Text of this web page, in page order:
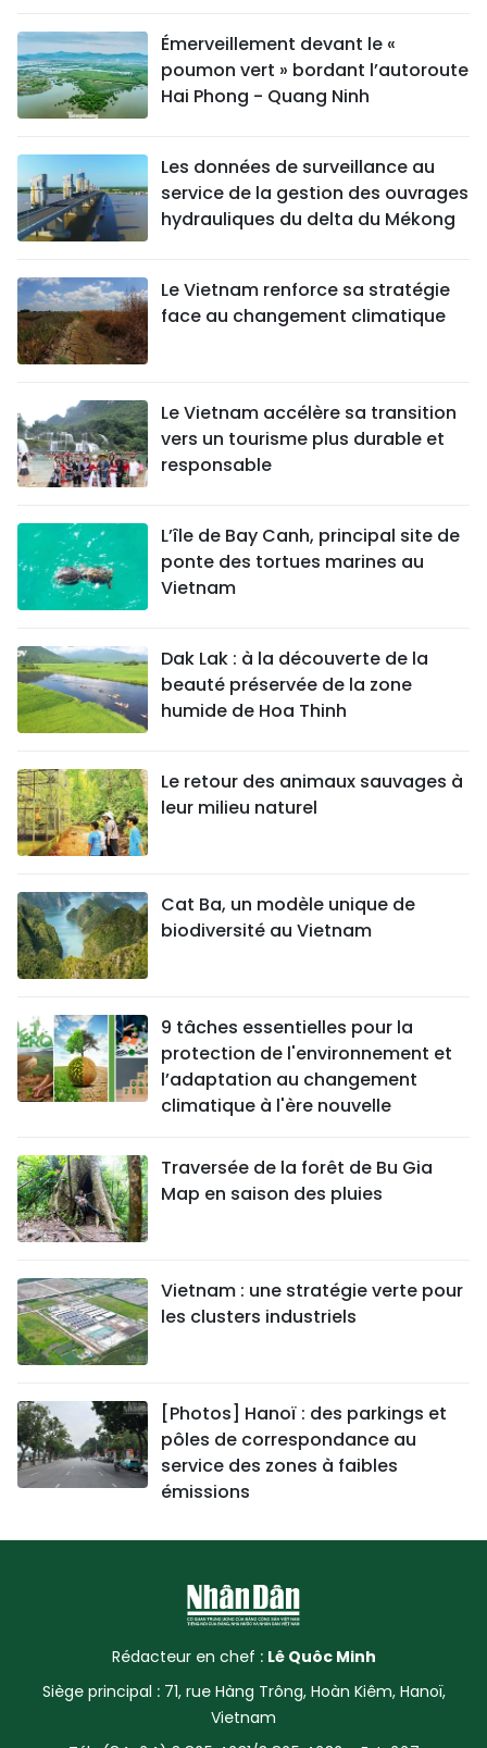
Émerveillement devant le «
poumon vert » bordant l’autoroute
Hai Phong - Quang Ninh
Les données de surveillance au
service de la gestion des ouvrages
hydrauliques du delta du Mékong
Le Vietnam renforce sa stratégie
face au changement climatique
Le Vietnam accélère sa transition
vers un tourisme plus durable et
responsable
L’île de Bay Canh, principal site de
ponte des tortues marines au
Vietnam
Dak Lak : à la découverte de la
beauté préservée de la zone
humide de Hoa Thinh
Le retour des animaux sauvages à
leur milieu naturel
Cat Ba, un modèle unique de
biodiversité au Vietnam
9 tâches essentielles pour la
protection de l'environnement et
l’adaptation au changement
climatique à l'ère nouvelle
Traversée de la forêt de Bu Gia
Map en saison des pluies
Vietnam : une stratégie verte pour
les clusters industriels
[Photos] Hanoï : des parkings et
pôles de correspondance au
service des zones à faibles
émissions
Rédacteur en chef : Lê Quôc Minh
Siège principal : 71, rue Hàng Trông, Hoàn Kiêm, Hanoï,
Vietnam